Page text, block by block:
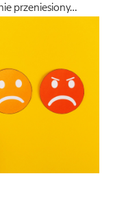
przeniesiony…